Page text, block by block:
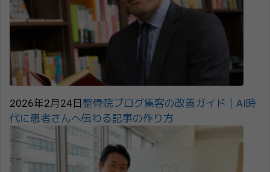
2026年2月24日 整骨院ブログ集客の改善ガイド｜AI時
代に患者さんへ伝わる記事の作り方